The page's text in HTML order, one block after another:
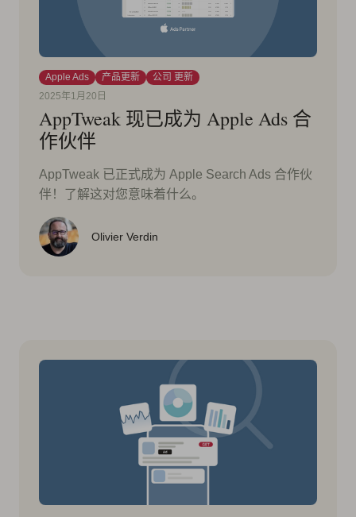
Apple Ads 产品更新
公司 更新
2025年1月20日
AppTweak 现已成为 Apple Ads 合
作伙伴
AppTweak 已正式成为 Apple Search Ads 合作伙
伴！了解这对您意味着什么。
Olivier Verdin